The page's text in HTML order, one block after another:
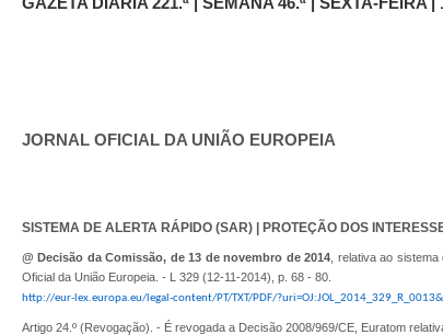
JORNAL OFICIAL DA UNIÃO EUROPEIA
SISTEMA DE ALERTA RÁPIDO (SAR) | PROTEÇÃO DOS
@ Decisão da Comissão, de 13 de novembro de 2014 , relativa ao
Oficial da União Europeia. - L 329 (12-11-2014), p. 68 - 80.
http://eur-lex.europa.eu/legal-content/PT/TXT/PDF/
Artigo 24.º (Revogação). - É revogada a Decisão 2008/969/CE, Euratom